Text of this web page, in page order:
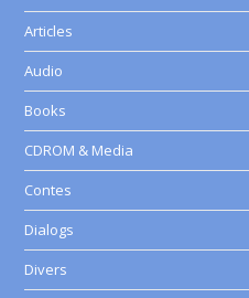
Articles
Audio
Books
CDROM & Media
Contes
Dialogs
Divers